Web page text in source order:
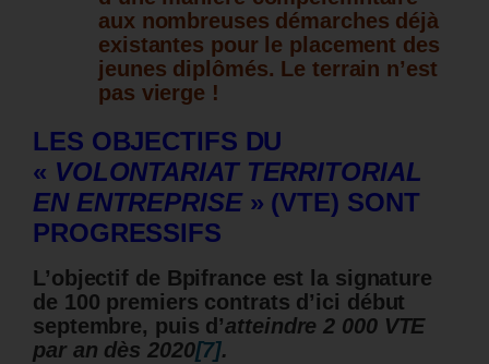
aux nombreuses démarches déjà
existantes pour le placement des
jeunes diplômés. Le terrain n’est
pas vierge !
LES OBJECTIFS DU
« VOLONTARIAT TERRITORIAL
EN ENTREPRISE» (VTE) SONT
PROGRESSIFS
L’objectif de Bpifrance est la signature
de 100 premiers contrats d’ici début
septembre, puis d’atteindre 2 000 VTE
par an dès 2020[7].